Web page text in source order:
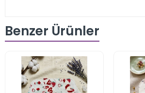
Benzer Ürünler